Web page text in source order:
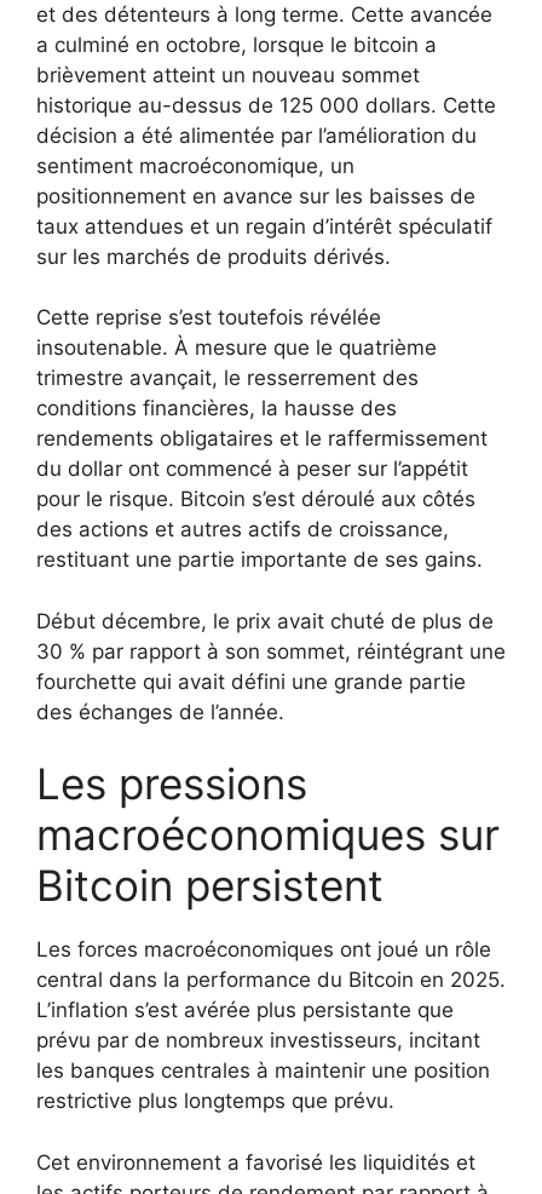
et des détenteurs à long terme. Cette avancée
a culminé en octobre, lorsque le bitcoin a
brièvement atteint un nouveau sommet
historique au-dessus de 125 000 dollars. Cette
décision a été alimentée par l’amélioration du
sentiment macroéconomique, un
positionnement en avance sur les baisses de
taux attendues et un regain d’intérêt spéculatif
sur les marchés de produits dérivés.
Cette reprise s’est toutefois révélée
insoutenable. À mesure que le quatrième
trimestre avançait, le resserrement des
conditions financières, la hausse des
rendements obligataires et le raffermissement
du dollar ont commencé à peser sur l’appétit
pour le risque. Bitcoin s’est déroulé aux côtés
des actions et autres actifs de croissance,
restituant une partie importante de ses gains.
Début décembre, le prix avait chuté de plus de
30 % par rapport à son sommet, réintégrant une
fourchette qui avait défini une grande partie
des échanges de l’année.
Les pressions
macroéconomiques sur
Bitcoin persistent
Les forces macroéconomiques ont joué un rôle
central dans la performance du Bitcoin en 2025.
L’inflation s’est avérée plus persistante que
prévu par de nombreux investisseurs, incitant
les banques centrales à maintenir une position
restrictive plus longtemps que prévu.
Cet environnement a favorisé les liquidités et